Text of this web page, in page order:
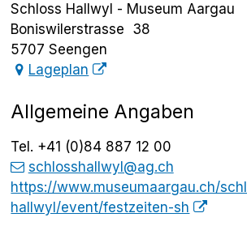
Schloss Hallwyl - Museum Aargau
Boniswilerstrasse 38
5707 Seengen
Lageplan
Allgemeine Angaben
Tel. +41 (0)84 887 12 00
schlosshallwyl@ag.ch
https://www.museumaargau.ch/
hallwyl/event/festzeiten-sh